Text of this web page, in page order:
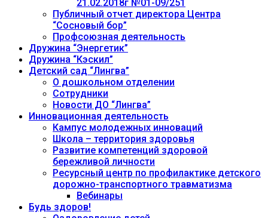
21.02.2018г №01-09/251
Публичный отчет директора Центра
“Сосновый бор”
Профсоюзная деятельность
Дружина “Энергетик”
Дружина “Кэскил”
Детский сад “Лингва”
О дошкольном отделении
Сотрудники
Новости ДО “Лингва”
Инновационная деятельность
Кампус молодежных инноваций
Школа – территория здоровья
Развитие компетенций здоровой
бережливой личности
Ресурсный центр по профилактике детского
дорожно-транспортного травматизма
Вебинары
Будь здоров!